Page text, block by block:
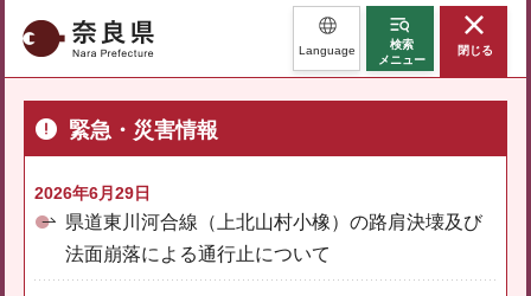
奈良県 Language
検索
メニュー
閉じる
緊急・災害情報
2026年6月29日
県道東川河合線（上北山村小橡）の路肩決壊及び
法面崩落による通行止について